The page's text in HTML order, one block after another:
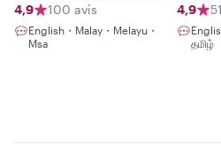
4,9 100 avis
English・Malay・Melayu・
Msa
4,9
தமிழ்